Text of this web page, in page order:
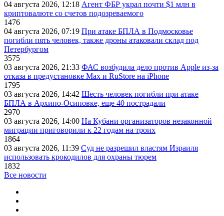
04 августа 2026, 12:18 Агент ФБР украл почти $1 млн в
криптовалюте со счетов подозреваемого
1476
04 августа 2026, 07:19 При атаке БПЛА в Подмосковье
погибли пять человек, также дроны атаковали склад под
Петербургом
3575
03 августа 2026, 21:33 ФАС возбудила дело против Apple из-за
отказа в предустановке Max и RuStore на iPhone
1795
03 августа 2026, 14:42 Шесть человек погибли при атаке
БПЛА в Архипо-Осиповке, еще 40 пострадали
2970
03 августа 2026, 14:00 На Кубани организаторов незаконной
миграции приговорили к 22 годам на троих
1864
03 августа 2026, 11:39 Суд не разрешил властям Израиля
использовать крокодилов для охраны тюрем
1832
Все новости